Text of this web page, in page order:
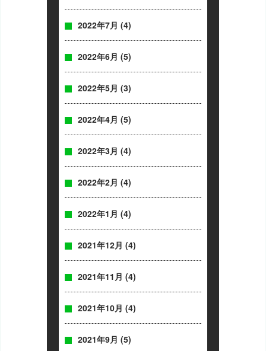
2022年7月 (4)
2022年6月 (5)
2022年5月 (3)
2022年4月 (5)
2022年3月 (4)
2022年2月 (4)
2022年1月 (4)
2021年12月 (4)
2021年11月 (4)
2021年10月 (4)
2021年9月 (5)